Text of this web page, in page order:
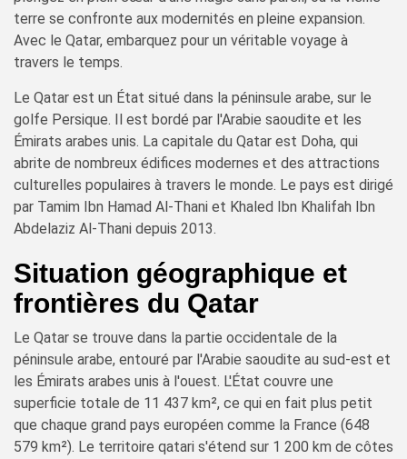
terre se confronte aux modernités en pleine expansion.
Avec le Qatar, embarquez pour un véritable voyage à
travers le temps.
Le Qatar est un État situé dans la péninsule arabe, sur le
golfe Persique. Il est bordé par l'Arabie saoudite et les
Émirats arabes unis. La capitale du Qatar est Doha, qui
abrite de nombreux édifices modernes et des attractions
culturelles populaires à travers le monde. Le pays est dirigé
par Tamim Ibn Hamad Al-Thani et Khaled Ibn Khalifah Ibn
Abdelaziz Al-Thani depuis 2013.
Situation géographique et
frontières du Qatar
Le Qatar se trouve dans la partie occidentale de la
péninsule arabe, entouré par l'Arabie saoudite au sud-est et
les Émirats arabes unis à l'ouest. L'État couvre une
superficie totale de 11 437 km², ce qui en fait plus petit
que chaque grand pays européen comme la France (648
579 km²). Le territoire qatari s'étend sur 1 200 km de côtes